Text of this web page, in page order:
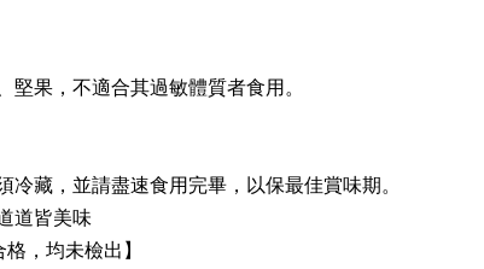
果，不適合其過敏體質者食用。
藏，並請盡速食用完畢，以保最佳賞味期。
道皆美味
，均未檢出】